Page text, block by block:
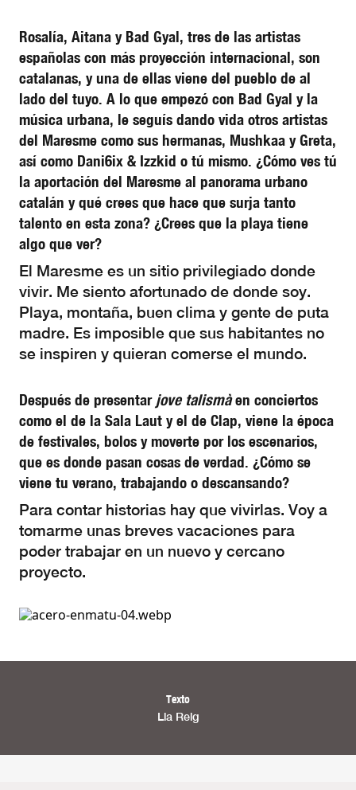
Rosalía, Aitana y Bad Gyal, tres de las artistas
españolas con más proyección internacional, son
catalanas, y una de ellas viene del pueblo de al
lado del tuyo. A lo que empezó con Bad Gyal y la
música urbana, le seguís dando vida otros artistas
del Maresme como sus hermanas, Mushkaa y Greta,
así como Dani6ix & Izzkid o tú mismo. ¿Cómo ves tú
la aportación del Maresme al panorama urbano
catalán y qué crees que hace que surja tanto
talento en esta zona? ¿Crees que la playa tiene
algo que ver?
El Maresme es un sitio privilegiado donde
vivir. Me siento afortunado de donde soy.
Playa, montaña, buen clima y gente de puta
madre. Es imposible que sus habitantes no
se inspiren y quieran comerse el mundo.
Después de presentar jove talismàen conciertos
como el de la Sala Laut y el de Clap, viene la época
de festivales, bolos y moverte por los escenarios,
que es donde pasan cosas de verdad. ¿Cómo se
viene tu verano, trabajando o descansando?
Para contar historias hay que vivirlas. Voy a
tomarme unas breves vacaciones para
poder trabajar en un nuevo y cercano
proyecto.
Texto
Lia Reig